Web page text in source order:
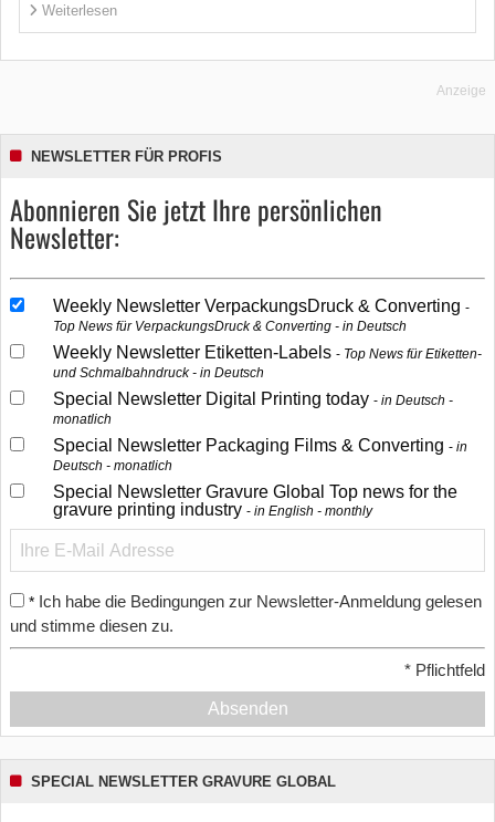
Weiterlesen
Anzeige
NEWSLETTER FÜR PROFIS
Abonnieren Sie jetzt Ihre persönlichen
Newsletter:
Weekly Newsletter VerpackungsDruck & Converting
Top News für VerpackungsDruck & Converting - in Deutsch
Weekly Newsletter Etiketten-Labels
Top News für Etiketten-
und Schmalbahndruck - in Deutsch
Special Newsletter Digital Printing today
in Deutsch -
monatlich
Special Newsletter Packaging Films & Converting
in
Deutsch - monatlich
Special Newsletter Gravure Global Top news for the
gravure printing industry
in English - monthly
* Ich habe die Bedingungen zur Newsletter-Anmeldung gelesen
und stimme diesen zu.
* Pflichtfeld
Absenden
SPECIAL NEWSLETTER GRAVURE GLOBAL